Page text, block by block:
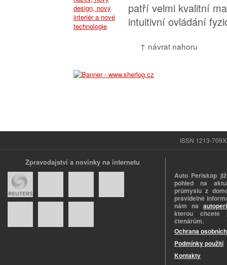
patří velmi kvalitní
intuitivní ovládání
↑ návrat nahoru
ISSN 1213-
Zpravodajství a novinky na internetu
Auto Periskop
pohled na
průmyslu z
pravidelně
nám na
kterou chcete
čtenářům.
Ochrana
Podmínky použití
Kontakty